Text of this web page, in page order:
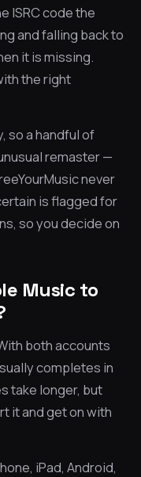
ISRC code the
and falling back to
it is missing.
the right
so a handful of
remaster —
never
is flagged for
so you decide on
Music to
both accounts
completes in
take longer, but
it and get on with
iPad, Android,